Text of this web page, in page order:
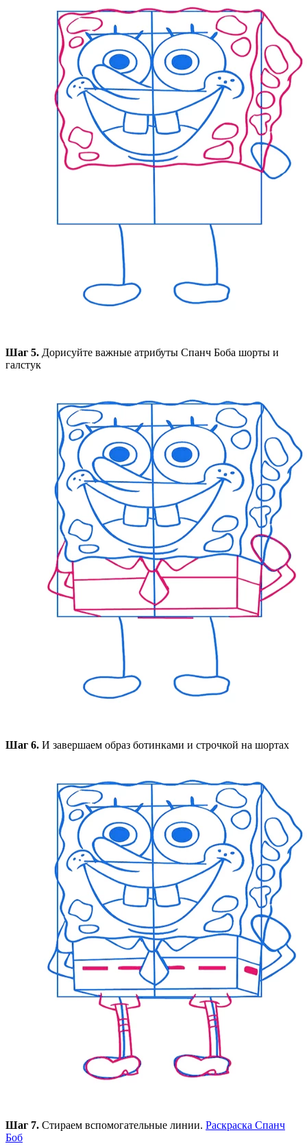
Шаг 5. Дорисуйте важные атрибуты Спанч Боба шорты и
галстук
Шаг 6. И завершаем образ ботинками и строчкой на шортах
Шаг 7. Стираем вспомогательные линии. Раскраска Спанч
Боб